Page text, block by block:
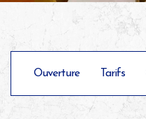
Ouverture Tarifs